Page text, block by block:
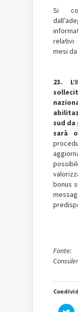
Si
relativi
mesi
23.
sud da
sarà
bonus
Fai